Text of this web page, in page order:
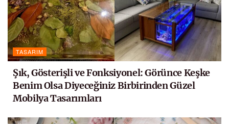
TASARIM
Şık, Gösterişli ve Fonksiyonel: Görünce Keşke
Benim Olsa Diyeceğiniz Birbirinden Güzel
Mobilya Tasarımları